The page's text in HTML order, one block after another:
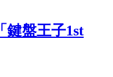
鍵盤王子1st